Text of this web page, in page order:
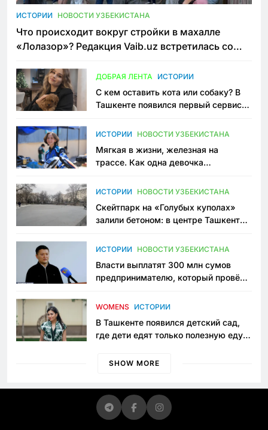
ИСТОРИИ НОВОСТИ УЗБЕКИСТАНА
Что происходит вокруг стройки в махалле
«Лолазор»? Редакция Vaib.uz встретилась со
ДОБРАЯ ЛЕНТА ИСТОРИИ
С кем оставить кота или собаку? В
Ташкенте появился первый сервис
ИСТОРИИ НОВОСТИ УЗБЕКИСТАНА
Мягкая в жизни, железная на
трассе. Как одна девочка
Узбекистане
ИСТОРИИ НОВОСТИ УЗБЕКИСТАНА
Скейтпарк на «Голубых куполах»
залили бетоном: в центре Ташкента
пространство
ИСТОРИИ НОВОСТИ УЗБЕКИСТАНА
Власти выплатят 300 млн сумов
предпринимателю, который провёл
приговору
WOMENS ИСТОРИИ
В Ташкенте появился детский сад,
где дети едят только полезную еду.
просить «кашу без сахара»
SHOW MORE